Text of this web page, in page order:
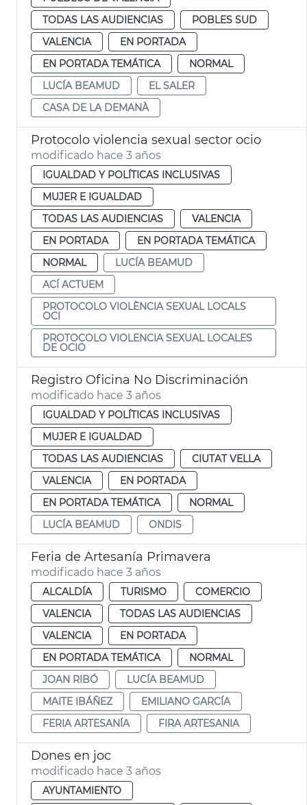
TODAS LAS AUDIENCIAS
POBLES SUD
VALENCIA
EN PORTADA
EN PORTADA TEMÁTICA
NORMAL
LUCÍA BEAMUD
EL SALER
CASA DE LA DEMANÀ
Protocolo violencia sexual sector ocio
modificado hace 3 años
IGUALDAD Y POLÍTICAS INCLUSIVAS
MUJER E IGUALDAD
TODAS LAS AUDIENCIAS
VALENCIA
EN PORTADA
EN PORTADA TEMÁTICA
NORMAL
LUCÍA BEAMUD
ACÍ ACTUEM
PROTOCOLO VIOLÈNCIA SEXUAL LOCALS
OCI
PROTOCOLO VIOLENCIA SEXUAL LOCALES
DE OCIO
Registro Oficina No Discriminación
modificado hace 3 años
IGUALDAD Y POLÍTICAS INCLUSIVAS
MUJER E IGUALDAD
TODAS LAS AUDIENCIAS
CIUTAT VELLA
VALENCIA
EN PORTADA
EN PORTADA TEMÁTICA
NORMAL
LUCÍA BEAMUD
ONDIS
Feria de Artesanía Primavera
modificado hace 3 años
ALCALDÍA TURISMO
COMERCIO
VALENCIA
TODAS LAS AUDIENCIAS
VALENCIA
EN PORTADA
EN PORTADA TEMÁTICA
NORMAL
JOAN RIBÓ
LUCÍA BEAMUD
MAITE IBÁÑEZ
EMILIANO GARCÍA
FERIA ARTESANÍA
FIRA ARTESANIA
Dones en joc
modificado hace 3 años
AYUNTAMIENTO